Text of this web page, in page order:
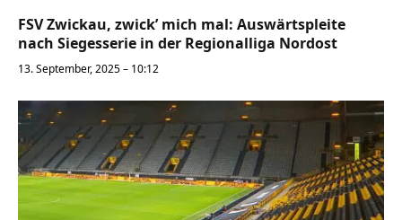
FSV Zwickau, zwick’ mich mal: Auswärtspleite
nach Siegesserie in der Regionalliga Nordost
13. September, 2025 – 10:12